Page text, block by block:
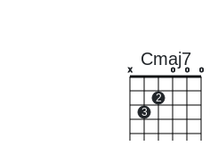
Cmaj7
x
3
2
o o o